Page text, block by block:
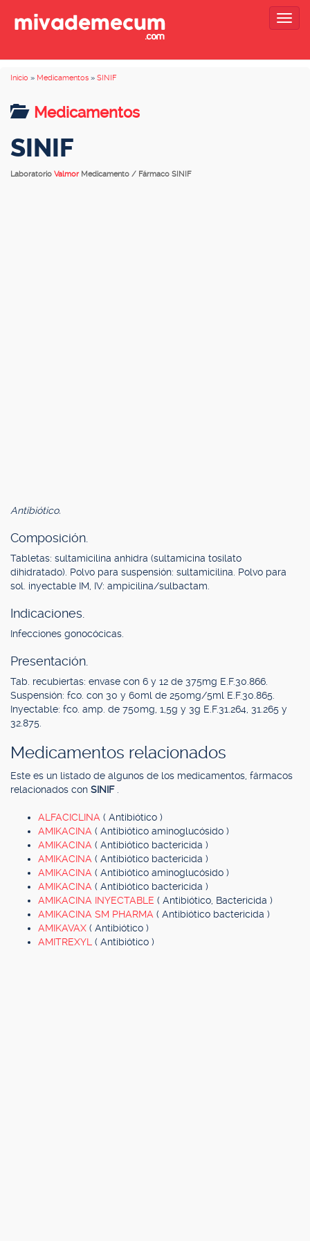
Inicio » Medicamentos » SINIF
Medicamentos
SINIF
Laboratorio Valmor Medicamento / Fármaco SINIF
Antibiótico.
Composición.
Tabletas: sultamicilina anhidra (sultamicina tosilato
dihidratado). Polvo para suspensión: sultamicilina. Polvo para
sol. inyectable IM, IV: ampicilina/sulbactam.
Indicaciones.
Infecciones gonocócicas.
Presentación.
Tab. recubiertas: envase con 6 y 12 de 375mg E.F.30.866.
Suspensión: fco. con 30 y 60ml de 250mg/5ml E.F.30.865.
Inyectable: fco. amp. de 750mg, 1,5g y 3g E.F.31.264, 31.265 y
32.875.
Medicamentos relacionados
Este es un listado de algunos de los medicamentos, fármacos
relacionados con SINIF
ALFACICLINA ( Antibiótico )
AMIKACINA ( Antibiótico aminoglucósido )
AMIKACINA ( Antibiótico bactericida )
AMIKACINA ( Antibiótico bactericida )
AMIKACINA ( Antibiótico aminoglucósido )
AMIKACINA ( Antibiótico bactericida )
AMIKACINA INYECTABLE ( Antibiótico, Bactericida )
AMIKACINA SM PHARMA ( Antibiótico bactericida )
AMIKAVAX ( Antibiótico )
AMITREXYL ( Antibiótico )